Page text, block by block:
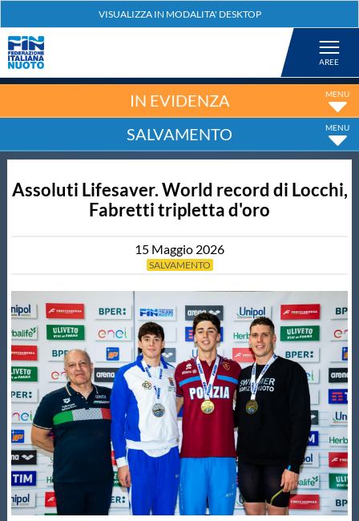
Nuoto
Tuffi
Fondo
Salvamento
Master
Formazione
GUG
IN EVIDENZA
SALVAMENTO
Assoluti Lifesaver. World record di Locchi,
Fabretti tripletta d'oro
15 Maggio 2026
SALVAMENTO